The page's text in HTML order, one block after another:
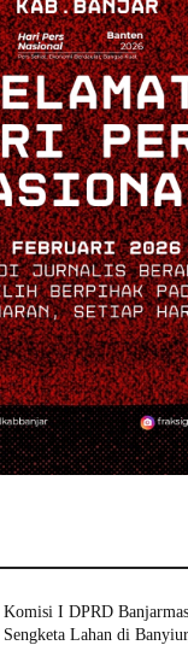
Komisi I DPRD
Sengketa Lahan di